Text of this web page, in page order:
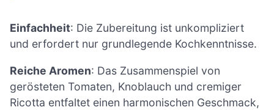
Einfachheit: Die Zubereitung ist unkompliziert
und erfordert nur grundlegende Kochkenntnisse.
Reiche Aromen: Das Zusammenspiel von
gerösteten Tomaten, Knoblauch und cremiger
Ricotta entfaltet einen harmonischen Geschmack,